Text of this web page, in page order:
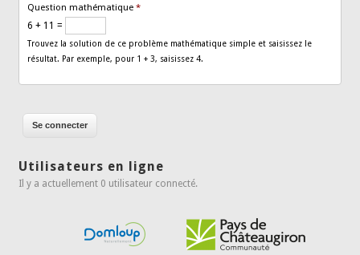
Question mathématique*
6 + 11 =
Trouvez la solution de ce problème mathématique simple et saisissez le
résultat. Par exemple, pour 1 + 3, saisissez 4.
Utilisateurs en ligne
Il y a actuellement 0 utilisateur connecté.